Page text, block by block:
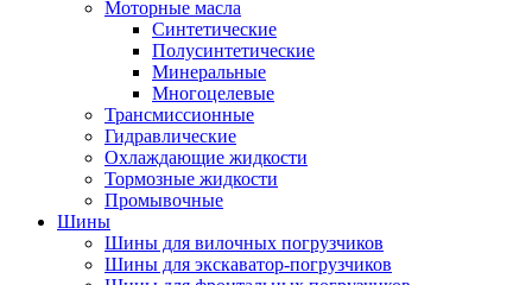
Моторные масла
Синтетические
Полусинтетические
Минеральные
Многоцелевые
Трансмиссионные
Гидравлические
Охлаждающие жидкости
Тормозные жидкости
Промывочные
Шины
Шины для вилочных погрузчиков
Шины для экскаватор-погрузчиков